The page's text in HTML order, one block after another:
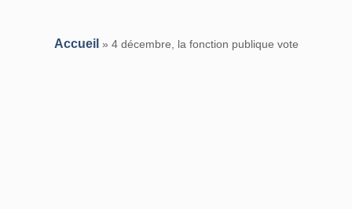
Accueil » 4 décembre, la fonction publique vote